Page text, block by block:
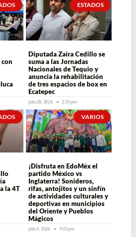
ESTADOS
Diputada Zaira Cedillo se
suma a las Jornadas
Nacionales de Tequio y
anuncia la rehabilitación
de tres espacios de box en
Ecatepec
julio 28, 2026 2:35 pm
la 4T
VARIOS
¡Disfruta en EdoMéx el
partido México vs
Inglaterra! Sonideros,
rifas, antojitos y un sinfín
de actividades culturales y
deportivas en municipios
del Oriente y Pueblos
Mágicos
julio 4, 2026 9:01 pm